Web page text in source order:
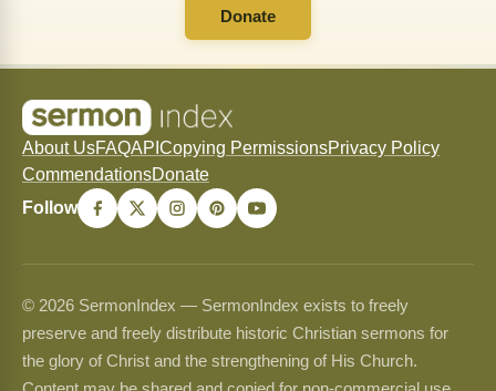
Donate
About UsFAQAPI Copying PermissionsPrivacy Policy
CommendationsDonate
Follow
© 2026 SermonIndex — SermonIndex exists to freely
preserve and freely distribute historic Christian sermons for
the glory of Christ and the strengthening of His Church.